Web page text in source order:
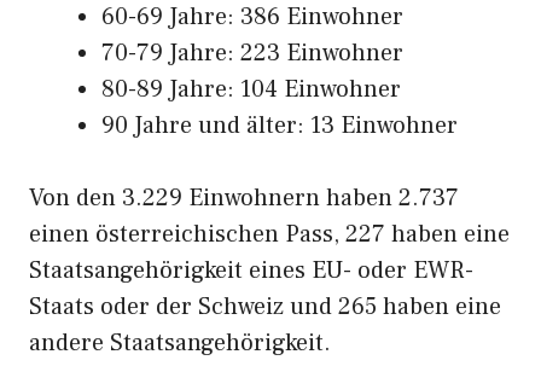
60-69 Jahre: 386 Einwohner
70-79 Jahre: 223 Einwohner
80-89 Jahre: 104 Einwohner
90 Jahre und älter: 13 Einwohner
Von den 3.229 Einwohnern haben 2.737
einen österreichischen Pass, 227 haben eine
Staatsangehörigkeit eines EU- oder EWR-
Staats oder der Schweiz und 265 haben eine
andere Staatsangehörigkeit.